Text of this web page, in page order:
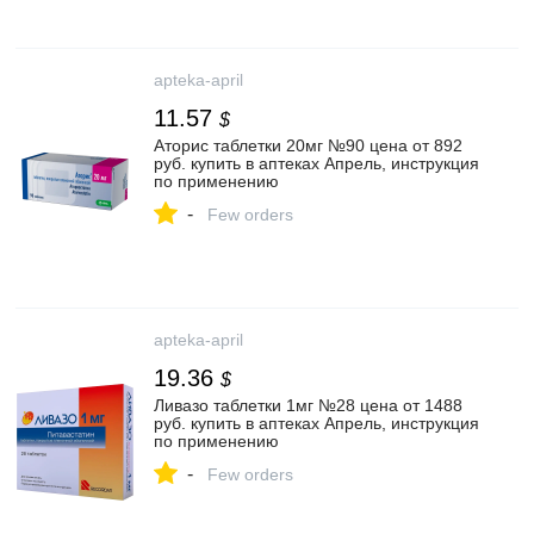
apteka-april
11.57 $
Аторис таблетки 20мг №90 цена от 892
руб. купить в аптеках Апрель, инструкция
по применению
- Few orders
apteka-april
19.36 $
Ливазо таблетки 1мг №28 цена от 1488
руб. купить в аптеках Апрель, инструкция
по применению
- Few orders